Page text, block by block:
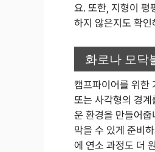
요. 또한, 지형이 평
하지 않은지도 확
화로나 모닥
캠프파이어를 위한
또는 사각형의 경
운 환경을 만들어
막을 수 있게 준비
에 연소 과정도 더